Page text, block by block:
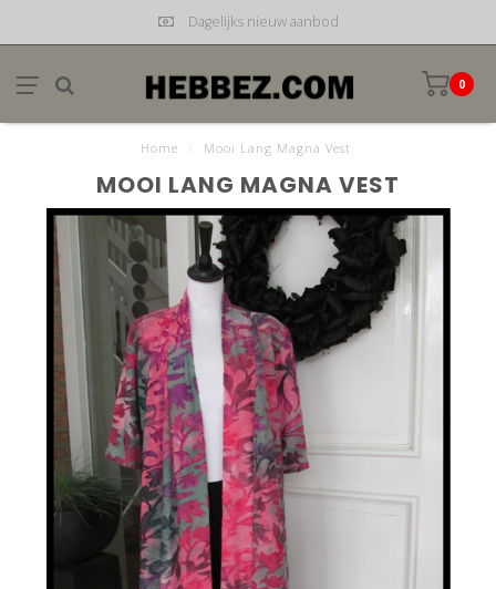
Dagelijks nieuw aanbod
0
Home Mooi Lang Magna Vest
MOOI LANG MAGNA VEST